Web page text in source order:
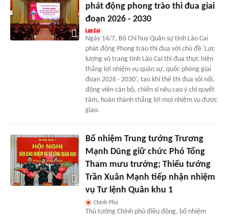
phát động phong trào thi đua giai
đoạn 2026 - 2030
Ngày 14/7, Bộ Chỉ huy Quân sự tỉnh Lào Cai
phát động Phong trào thi đua với chủ đề 'Lực
lượng vũ trang tỉnh Lào Cai thi đua thực hiện
thắng lợi nhiệm vụ quân sự, quốc phòng giai
đoạn 2026 - 2030', tạo khí thế thi đua sôi nổi,
động viên cán bộ, chiến sĩ nêu cao ý chí quyết
tâm, hoàn thành thắng lợi mọi nhiệm vụ được
giao.
Bổ nhiệm Trung tướng Trương
Mạnh Dũng giữ chức Phó Tổng
Tham mưu trưởng; Thiếu tướng
Trần Xuân Mạnh tiếp nhận nhiệm
vụ Tư lệnh Quân khu 1
Chính Phủ
Thủ tướng Chính phủ điều động, bổ nhiệm